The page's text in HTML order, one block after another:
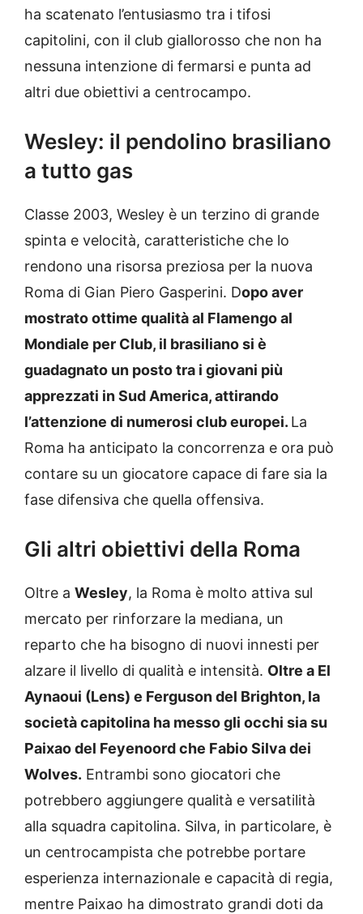
ha scatenato l’entusiasmo tra i tifosi
capitolini, con il club giallorosso che non ha
nessuna intenzione di fermarsi e punta ad
altri due obiettivi a centrocampo.
Wesley: il pendolino brasiliano
a tutto gas
Classe 2003, Wesley è un terzino di grande
spinta e velocità, caratteristiche che lo
rendono una risorsa preziosa per la nuova
Roma di Gian Piero Gasperini. Dopo aver
mostrato ottime qualità al Flamengo al
Mondiale per Club, il brasiliano si è
guadagnato un posto tra i giovani più
apprezzati in Sud America, attirando
l’attenzione di numerosi club europei. La
Roma ha anticipato la concorrenza e ora può
contare su un giocatore capace di fare sia la
fase difensiva che quella offensiva.
Gli altri obiettivi della Roma
Oltre a Wesley, la Roma è molto attiva sul
mercato per rinforzare la mediana, un
reparto che ha bisogno di nuovi innesti per
alzare il livello di qualità e intensità. Oltre a El
Aynaoui (Lens) e Ferguson del Brighton, la
società capitolina ha messo gli occhi sia su
Paixao del Feyenoord che Fabio Silva dei
Wolves. Entrambi sono giocatori che
potrebbero aggiungere qualità e versatilità
alla squadra capitolina. Silva, in particolare, è
un centrocampista che potrebbe portare
esperienza internazionale e capacità di regia,
mentre Paixao ha dimostrato grandi doti da